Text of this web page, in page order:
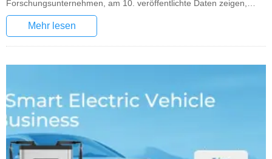
Forschungsunternehmen, am 10. veröffentlichte Daten zeigen,
dass die weltweiten EV-Zulassungen im Juni den vierten Monat in
Folge gestiegen sind. Europa verzeichnete eine starke
Wachstumsdynamik, während die Verkäufe in Regionen wie
Nordamerika zurückgingen.
Mehr lesen